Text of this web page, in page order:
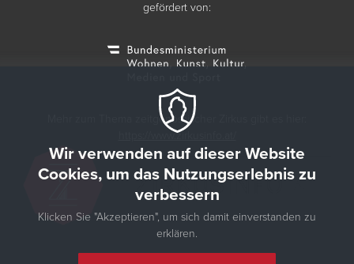
gefördert von:
Mehr zum Thema zeitgenössischer Zirkus gibt es hier:
https://www.zirkusinfo.at/
Wir verwenden auf dieser Website
Cookies, um das Nutzungserlebnis zu
verbessern
Klicken Sie "Akzeptieren", um sich damit einverstanden zu
erklären.